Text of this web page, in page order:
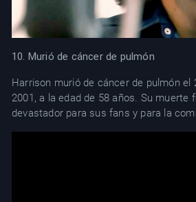
10. Murió de cáncer de pulmón
Harrison murió de cáncer de pulmón el
2001, a la edad de 58 años. Su muerte
devastador para sus fans y para la